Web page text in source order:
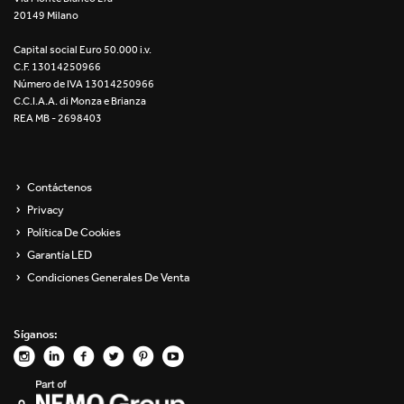
Re Low LED
Roll IOS
Unit 1X
Unit Channel
Unit Round
Yori Evo 48V
Yori Evo Box
20149 Milano
Capital social Euro 50.000 i.v.
C.F. 13014250966
Número de IVA 13014250966
C.C.I.A.A. di Monza e Brianza
REA MB - 2698403
Contáctenos
Privacy
Política De Cookies
Garantía LED
Condiciones Generales De Venta
Síganos: